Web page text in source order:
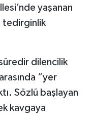
yaşanan
tedirginlik
dilencilik
“yer
Sözlü başlayan
kavgaya